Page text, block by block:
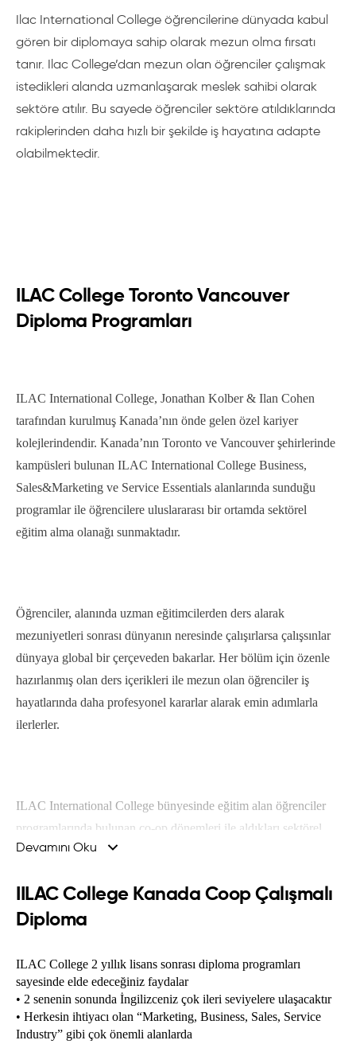
Ilac International College öğrencilerine dünyada kabul
gören bir diplomaya sahip olarak mezun olma fırsatı
tanır. Ilac College’dan mezun olan öğrenciler çalışmak
istedikleri alanda uzmanlaşarak meslek sahibi olarak
sektöre atılır. Bu sayede öğrenciler sektöre atıldıklarında
rakiplerinden daha hızlı bir şekilde iş hayatına adapte
olabilmektedir.
ILAC College Toronto Vancouver
Diploma Programları
ILAC International College, Jonathan Kolber & Ilan Cohen
tarafından kurulmuş Kanada’nın önde gelen özel kariyer
kolejlerindendir. Kanada’nın Toronto ve Vancouver şehirlerinde
kampüsleri bulunan ILAC International College Business,
Sales&Marketing ve Service Essentials alanlarında sunduğu
programlar ile öğrencilere uluslararası bir ortamda sektörel
eğitim alma olanağı sunmaktadır.
Öğrenciler, alanında uzman eğitimcilerden ders alarak
mezuniyetleri sonrası dünyanın neresinde çalışırlarsa çalışsınlar
dünyaya global bir çerçeveden bakarlar. Her bölüm için özenle
hazırlanmış olan ders içerikleri ile mezun olan öğrenciler iş
hayatlarında daha profesyonel kararlar alarak emin adımlarla
ilerlerler.
ILAC International College bünyesinde eğitim alan öğrenciler
programlarında bulunan co-op dönemleri ile aldıkları sektörel
eğitimleri Kanada iş dünyasında pratiğe dökme imkanına da
co-op dönemlerinde de full-time çalışabilmektedir.
ILAC International College Toronto kampüsü, şehrin
merkezinde olması sayesinde toplu taşıma, eğlence merkezleri, iş
merkezleri gibi büyük şehirlerde bulunan tüm imkanlara yürüme
Devamını Oku
IILAC College Kanada Coop Çalışmalı
Diploma
ILAC College 2 yıllık lisans sonrası diploma programları
sayesinde elde edeceğiniz faydalar
• 2 senenin sonunda İngilizceniz çok ileri seviyelere ulaşacaktır
• Herkesin ihtiyacı olan “Marketing, Business, Sales, Service
Industry” gibi çok önemli alanlarda